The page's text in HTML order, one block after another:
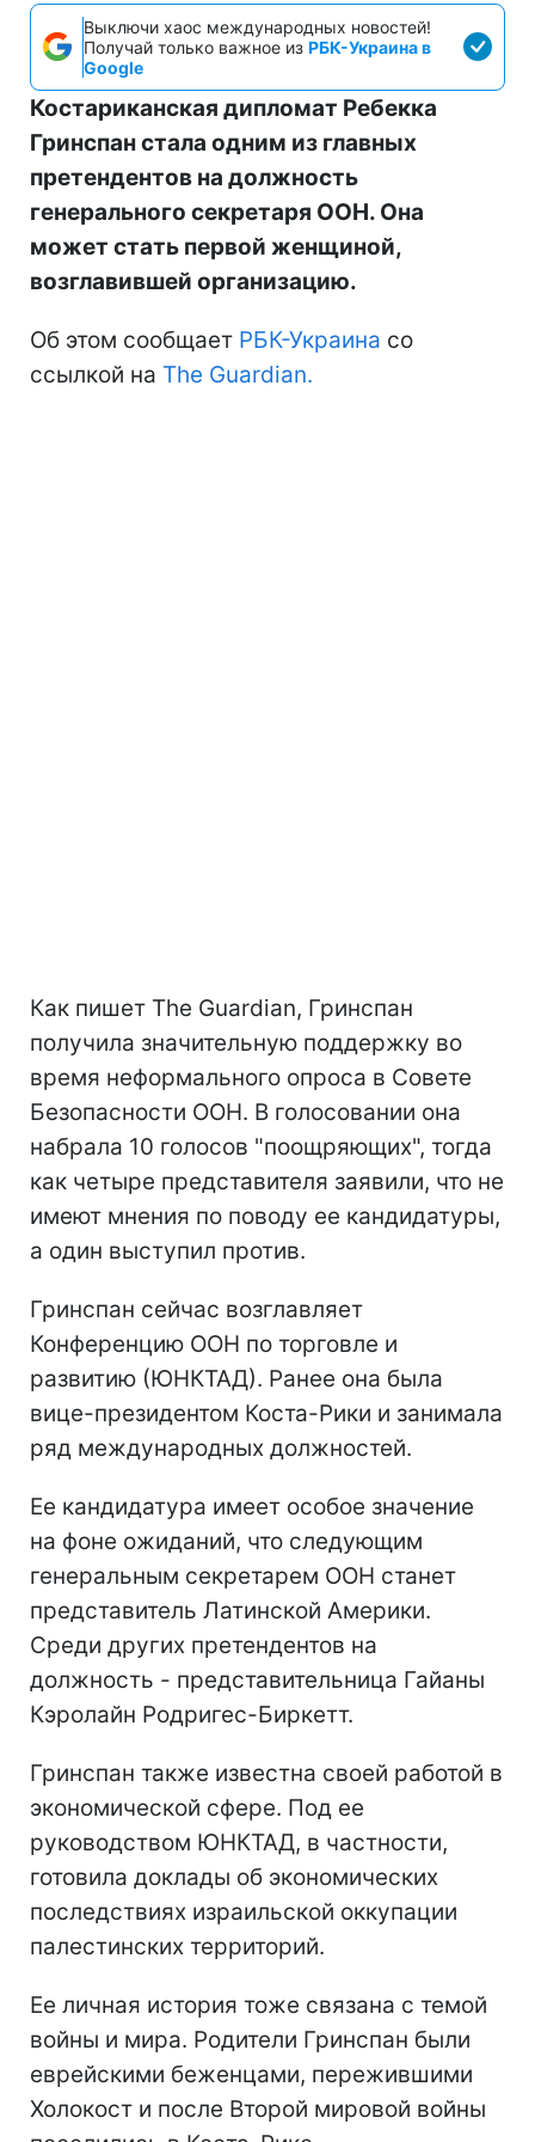
Выключи хаос международных новостей!
Получай только важное из РБК-Украина в
Google
Костариканская дипломат Ребекка
Гринспан стала одним из главных
претендентов на должность
генерального секретаря ООН. Она
может стать первой женщиной,
возглавившей организацию.
Об этом сообщает РБК-Украина со
ссылкой на The Guardian.
Как пишет The Guardian, Гринспан
получила значительную поддержку во
время неформального опроса в Совете
Безопасности ООН. В голосовании она
набрала 10 голосов "поощряющих", тогда
как четыре представителя заявили, что не
имеют мнения по поводу ее кандидатуры,
а один выступил против.
Гринспан сейчас возглавляет
Конференцию ООН по торговле и
развитию (ЮНКТАД). Ранее она была
вице-президентом Коста-Рики и занимала
ряд международных должностей.
Ее кандидатура имеет особое значение
на фоне ожиданий, что следующим
генеральным секретарем ООН станет
представитель Латинской Америки.
Среди других претендентов на
должность - представительница Гайаны
Кэролайн Родригес-Биркетт.
Гринспан также известна своей работой в
экономической сфере. Под ее
руководством ЮНКТАД, в частности,
готовила доклады об экономических
последствиях израильской оккупации
палестинских территорий.
Ее личная история тоже связана с темой
войны и мира. Родители Гринспан были
еврейскими беженцами, пережившими
Холокост и после Второй мировой войны